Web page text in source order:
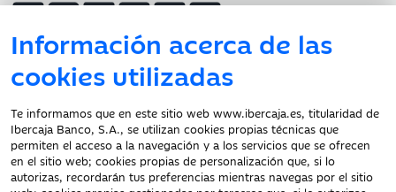
Información acerca de las
cookies utilizadas
Te informamos que en este sitio web www.ibercaja.es, titularidad de
Ibercaja Banco, S.A., se utilizan cookies propias técnicas que
permiten el acceso a la navegación y a los servicios que se ofrecen
en el sitio web; cookies propias de personalización que, si lo
autorizas, recordarán tus preferencias mientras navegas por el sitio
Atención al cliente
Documentación a clientes
Aviso Legal
Protección datos